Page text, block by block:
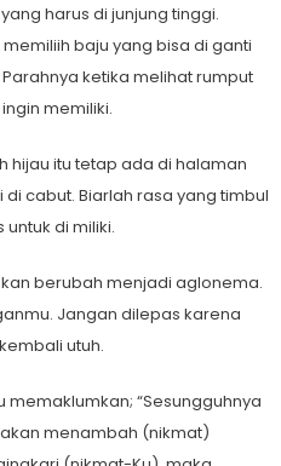
harus di junjung tinggi.
baju yang bisa di ganti
ketika melihat rumput
memiliki.
hijau itu tetap ada di halaman
cabut. Biarlah rasa yang timbul
di miliki.
berubah menjadi aglonema.
Jangan dilepas karena
utuh.
“Sesungguhnya
menambah (nikmat)